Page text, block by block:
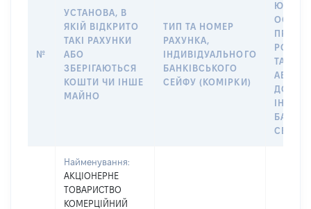
№
УСТАНОВА, В
ЯКІЙ ВІДКРИТО
ТАКІ РАХУНКИ
АБО
ЗБЕРІГАЮТЬСЯ
КОШТИ ЧИ ІНШЕ
МАЙНО
ТИП ТА НОМЕР
РАХУНКА,
ІНДИВІДУАЛЬНОГО
БАНКІВСЬКОГО
СЕЙФУ (КОМІРКИ)
ПРАВО
ТАКИМ
АБО
ДО
СЕЙФУ
Найменування:
АКЦІОНЕРНЕ
ТОВАРИСТВО
КОМЕРЦІЙНИЙ